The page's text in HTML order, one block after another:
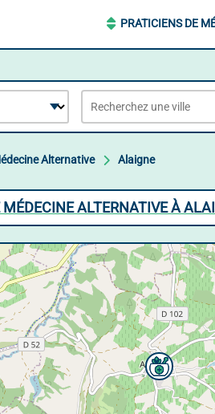
PRATICIENS DE
Alternative Alaigne
ALTERNATIVE À